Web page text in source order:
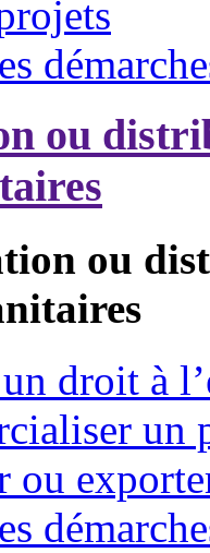
ou
ou
droit à
un
ou